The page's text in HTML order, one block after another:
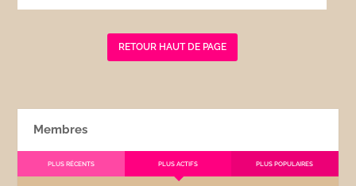
RETOUR HAUT DE PAGE
Membres
PLUS RÉCENTS PLUS ACTIFS PLUS POPULAIRES